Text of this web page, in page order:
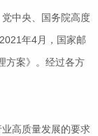
中央、国务院高度
年4月，国家邮
方案》。经过各方
高质量发展的要求